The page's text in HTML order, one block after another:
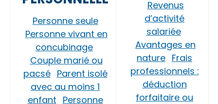
Personne seule
Personne vivant en
concubinage
Couple marié ou
pacsé Parent isolé
avec au moins 1
enfant Personne
Revenus
d’activité
salariée
Avantages en
nature Frais
professionnels :
déduction
forfaitaire ou